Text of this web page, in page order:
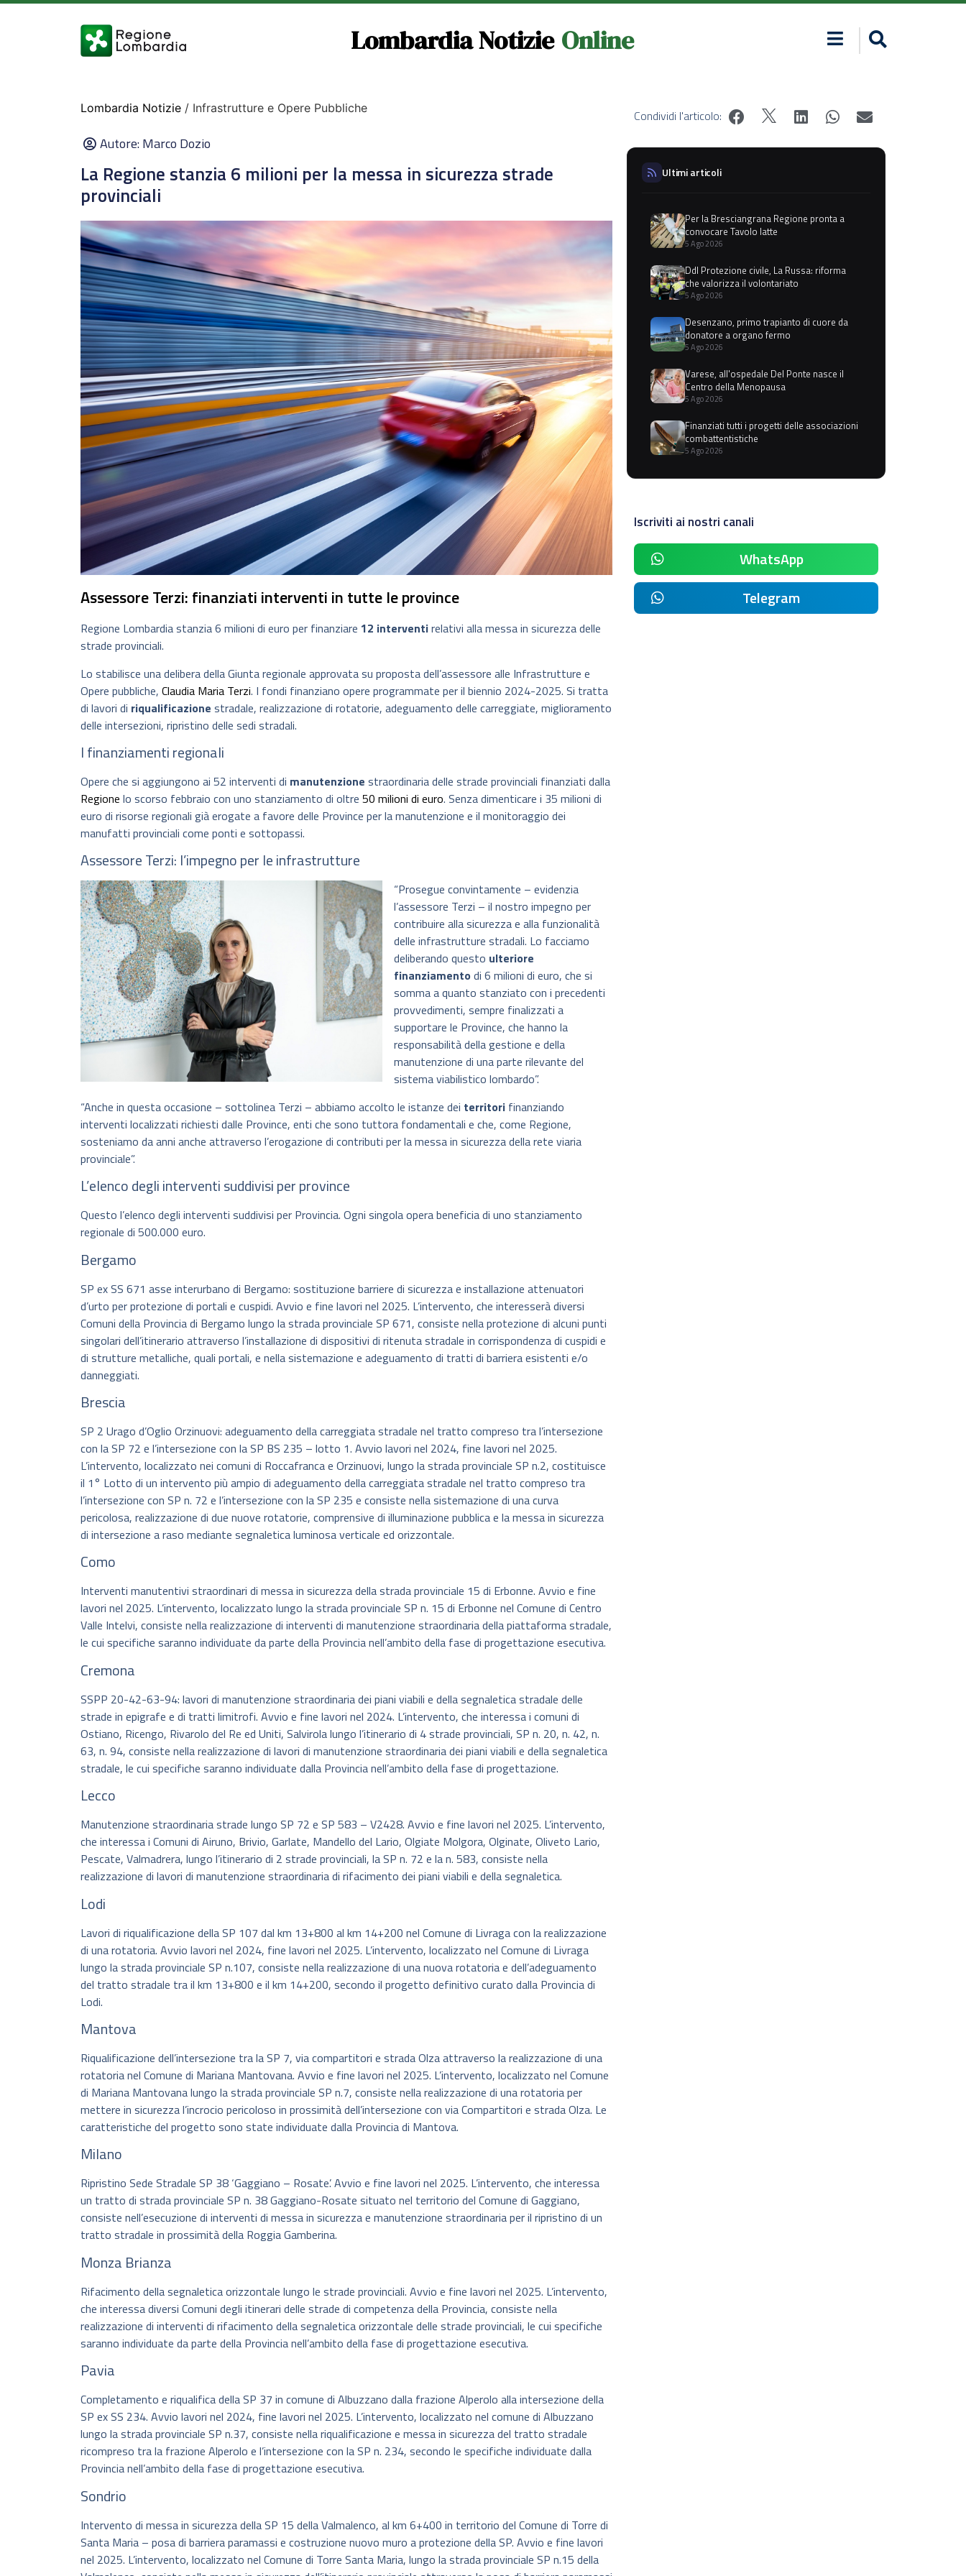
Lombardia Notizie Online
Lombardia Notizie / Infrastrutture e Opere Pubbliche
Autore:Marco Dozio
La Regione stanzia 6 milioni per la messa in sicurezza strade
provinciali
Assessore Terzi: finanziati interventi in tutte le province
Regione Lombardia stanzia 6 milioni di euro per finanziare 12 interventirelativi alla messa in sicurezza delle
strade provinciali.
Lo stabilisce una delibera della Giunta regionale approvata su proposta dell’assessore alle Infrastrutture e
Opere pubbliche, Claudia Maria Terzi. I fondi finanziano opere programmate per il biennio 2024-2025. Si tratta
di lavori di riqualificazione stradale, realizzazione di rotatorie, adeguamento delle carreggiate, miglioramento
delle intersezioni, ripristino delle sedi stradali.
I finanziamenti regionali
Opere che si aggiungono ai 52 interventi di manutenzione straordinaria delle strade provinciali finanziati dalla
Regione lo scorso febbraio con uno stanziamento di oltre 50 milioni di euro. Senza dimenticare i 35 milioni di
euro di risorse regionali già erogate a favore delle Province per la manutenzione e il monitoraggio dei
manufatti provinciali come ponti e sottopassi.
Assessore Terzi: l’impegno per le infrastrutture
“Prosegue convintamente – evidenzia
l’assessore Terzi – il nostro impegno per
contribuire alla sicurezza e alla funzionalità
delle infrastrutture stradali. Lo facciamo
deliberando questo ulteriore
finanziamento di 6 milioni di euro, che si
somma a quanto stanziato con i precedenti
provvedimenti, sempre finalizzati a
supportare le Province, che hanno la
responsabilità della gestione e della
manutenzione di una parte rilevante del
sistema viabilistico lombardo”.
“Anche in questa occasione – sottolinea Terzi – abbiamo accolto le istanze dei territori finanziando
interventi localizzati richiesti dalle Province, enti che sono tuttora fondamentali e che, come Regione,
sosteniamo da anni anche attraverso l’erogazione di contributi per la messa in sicurezza della rete viaria
provinciale”.
L’elenco degli interventi suddivisi per province
Questo l’elenco degli interventi suddivisi per Provincia. Ogni singola opera beneficia di uno stanziamento
regionale di 500.000 euro.
Bergamo
SP ex SS 671 asse interurbano di Bergamo: sostituzione barriere di sicurezza e installazione attenuatori
d’urto per protezione di portali e cuspidi. Avvio e fine lavori nel 2025. L’intervento, che interesserà diversi
Comuni della Provincia di Bergamo lungo la strada provinciale SP 671, consiste nella protezione di alcuni punti
singolari dell’itinerario attraverso l’installazione di dispositivi di ritenuta stradale in corrispondenza di cuspidi e
di strutture metalliche, quali portali, e nella sistemazione e adeguamento di tratti di barriera esistenti e/o
danneggiati.
Brescia
SP 2 Urago d’Oglio Orzinuovi: adeguamento della carreggiata stradale nel tratto compreso tra l’intersezione
con la SP 72 e l’intersezione con la SP BS 235 – lotto 1. Avvio lavori nel 2024, fine lavori nel 2025.
L’intervento, localizzato nei comuni di Roccafranca e Orzinuovi, lungo la strada provinciale SP n.2, costituisce
il 1° Lotto di un intervento più ampio di adeguamento della carreggiata stradale nel tratto compreso tra
l’intersezione con SP n. 72 e l’intersezione con la SP 235 e consiste nella sistemazione di una curva
pericolosa, realizzazione di due nuove rotatorie, comprensive di illuminazione pubblica e la messa in sicurezza
di intersezione a raso mediante segnaletica luminosa verticale ed orizzontale.
Como
Interventi manutentivi straordinari di messa in sicurezza della strada provinciale 15 di Erbonne. Avvio e fine
lavori nel 2025. L’intervento, localizzato lungo la strada provinciale SP n. 15 di Erbonne nel Comune di Centro
Valle Intelvi, consiste nella realizzazione di interventi di manutenzione straordinaria della piattaforma stradale,
le cui specifiche saranno individuate da parte della Provincia nell’ambito della fase di progettazione esecutiva.
Cremona
SSPP 20-42-63-94: lavori di manutenzione straordinaria dei piani viabili e della segnaletica stradale delle
strade in epigrafe e di tratti limitrofi. Avvio e fine lavori nel 2024. L’intervento, che interessa i comuni di
Ostiano, Ricengo, Rivarolo del Re ed Uniti, Salvirola lungo l’itinerario di 4 strade provinciali, SP n. 20, n. 42, n.
63, n. 94, consiste nella realizzazione di lavori di manutenzione straordinaria dei piani viabili e della segnaletica
stradale, le cui specifiche saranno individuate dalla Provincia nell’ambito della fase di progettazione.
Lecco
Manutenzione straordinaria strade lungo SP 72 e SP 583 – V2428. Avvio e fine lavori nel 2025. L’intervento,
che interessa i Comuni di Airuno, Brivio, Garlate, Mandello del Lario, Olgiate Molgora, Olginate, Oliveto Lario,
Pescate, Valmadrera, lungo l’itinerario di 2 strade provinciali, la SP n. 72 e la n. 583, consiste nella
realizzazione di lavori di manutenzione straordinaria di rifacimento dei piani viabili e della segnaletica.
Lodi
Lavori di riqualificazione della SP 107 dal km 13+800 al km 14+200 nel Comune di Livraga con la realizzazione
di una rotatoria. Avvio lavori nel 2024, fine lavori nel 2025. L’intervento, localizzato nel Comune di Livraga
lungo la strada provinciale SP n.107, consiste nella realizzazione di una nuova rotatoria e dell’adeguamento
del tratto stradale tra il km 13+800 e il km 14+200, secondo il progetto definitivo curato dalla Provincia di
Lodi.
Mantova
Riqualificazione dell’intersezione tra la SP 7, via compartitori e strada Olza attraverso la realizzazione di una
rotatoria nel Comune di Mariana Mantovana. Avvio e fine lavori nel 2025. L’intervento, localizzato nel Comune
di Mariana Mantovana lungo la strada provinciale SP n.7, consiste nella realizzazione di una rotatoria per
mettere in sicurezza l’incrocio pericoloso in prossimità dell’intersezione con via Compartitori e strada Olza. Le
caratteristiche del progetto sono state individuate dalla Provincia di Mantova.
Milano
Ripristino Sede Stradale SP 38 ‘Gaggiano – Rosate’. Avvio e fine lavori nel 2025. L’intervento, che interessa
un tratto di strada provinciale SP n. 38 Gaggiano-Rosate situato nel territorio del Comune di Gaggiano,
consiste nell’esecuzione di interventi di messa in sicurezza e manutenzione straordinaria per il ripristino di un
tratto stradale in prossimità della Roggia Gamberina.
Monza Brianza
Rifacimento della segnaletica orizzontale lungo le strade provinciali. Avvio e fine lavori nel 2025. L’intervento,
che interessa diversi Comuni degli itinerari delle strade di competenza della Provincia, consiste nella
realizzazione di interventi di rifacimento della segnaletica orizzontale delle strade provinciali, le cui specifiche
saranno individuate da parte della Provincia nell’ambito della fase di progettazione esecutiva.
Pavia
Completamento e riqualifica della SP 37 in comune di Albuzzano dalla frazione Alperolo alla intersezione della
SP ex SS 234. Avvio lavori nel 2024, fine lavori nel 2025. L’intervento, localizzato nel comune di Albuzzano
lungo la strada provinciale SP n.37, consiste nella riqualificazione e messa in sicurezza del tratto stradale
ricompreso tra la frazione Alperolo e l’intersezione con la SP n. 234, secondo le specifiche individuate dalla
Provincia nell’ambito della fase di progettazione esecutiva.
Sondrio
Intervento di messa in sicurezza della SP 15 della Valmalenco, al km 6+400 in territorio del Comune di Torre di
Santa Maria – posa di barriera paramassi e costruzione nuovo muro a protezione della SP. Avvio e fine lavori
nel 2025. L’intervento, localizzato nel Comune di Torre Santa Maria, lungo la strada provinciale SP n.15 della
Condividi l'articolo:
Ultimi articoli
Per la Bresciangrana Regione pronta a
convocare Tavolo latte
5 Ago 2026
Ddl Protezione civile, La Russa: riforma
che valorizza il volontariato
5 Ago 2026
Desenzano, primo trapianto di cuore da
donatore a organo fermo
5 Ago 2026
Varese, all'ospedale Del Ponte nasce il
Centro della Menopausa
5 Ago 2026
Finanziati tutti i progetti delle associazioni
combattentistiche
5 Ago 2026
Iscriviti ai nostri canali
WhatsApp
Telegram